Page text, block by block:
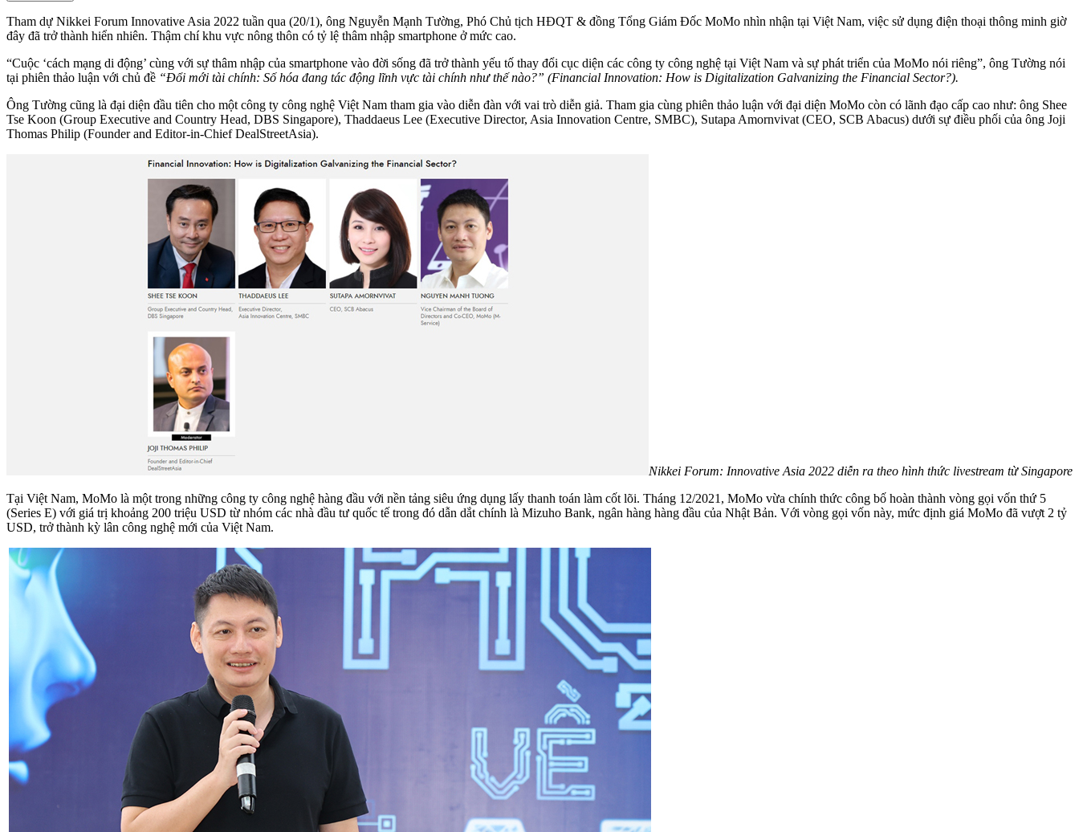
Tham dự Nikkei Forum Innovative Asia 2022 tuần qua (20/1), ông Nguyễn Mạnh Tường, Phó Chủ tịch HĐQT & đồng Tổng Giám Đốc MoMo nhìn nhận tại Việt Nam, việc sử dụng điện thoại thông minh giờ
đây đã trở thành hiển nhiên. Thậm chí khu vực nông thôn có tỷ lệ thâm nhập smartphone ở mức cao.
“Cuộc ‘cách mạng di động’ cùng với sự thâm nhập của smartphone vào đời sống đã trở thành yếu tố thay đổi cục diện các công ty công nghệ tại Việt Nam và sự phát triển của MoMo nói riêng”, ông Tường nói
tại phiên thảo luận với chủ đề “Đổi mới tài chính: Số hóa đang tác động lĩnh vực tài chính như thế nào?” (Financial Innovation: How is Digitalization Galvanizing the Financial Sector?).
Ông Tường cũng là đại diện đầu tiên cho một công ty công nghệ Việt Nam tham gia vào diễn đàn với vai trò diễn giả. Tham gia cùng phiên thảo luận với đại diện MoMo còn có lãnh đạo cấp cao như: ông Shee
Tse Koon (Group Executive and Country Head, DBS Singapore), Thaddaeus Lee (Executive Director, Asia Innovation Centre, SMBC), Sutapa Amornvivat (CEO, SCB Abacus) dưới sự điều phối của ông Joji
Thomas Philip (Founder and Editor-in-Chief DealStreetAsia).
Nikkei Forum: Innovative Asia 2022 diễn ra theo hình thức livestream từ Singapore
Tại Việt Nam, MoMo là một trong những công ty công nghệ hàng đầu với nền tảng siêu ứng dụng lấy thanh toán làm cốt lõi. Tháng 12/2021, MoMo vừa chính thức công bố hoàn thành vòng gọi vốn thứ 5
(Series E) với giá trị khoảng 200 triệu USD từ nhóm các nhà đầu tư quốc tế trong đó dẫn dắt chính là Mizuho Bank, ngân hàng hàng đầu của Nhật Bản. Với vòng gọi vốn này, mức định giá MoMo đã vượt 2 tỷ
USD, trở thành kỳ lân công nghệ mới của Việt Nam.